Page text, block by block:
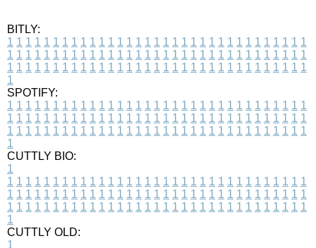
BITLY:
1 1 1 1 1 1 1 1 1 1 1 1 1 1 1 1 1 1 1 1 1 1 1 1 1 1 1 1 1 1 1 1 1
1 1 1 1 1 1 1 1 1 1 1 1 1 1 1 1 1 1 1 1 1 1 1 1 1 1 1 1 1 1 1 1 1
1 1 1 1 1 1 1 1 1 1 1 1 1 1 1 1 1 1 1 1 1 1 1 1 1 1 1 1 1 1 1 1 1
1
SPOTIFY:
1 1 1 1 1 1 1 1 1 1 1 1 1 1 1 1 1 1 1 1 1 1 1 1 1 1 1 1 1 1 1 1 1
1 1 1 1 1 1 1 1 1 1 1 1 1 1 1 1 1 1 1 1 1 1 1 1 1 1 1 1 1 1 1 1 1
1 1 1 1 1 1 1 1 1 1 1 1 1 1 1 1 1 1 1 1 1 1 1 1 1 1 1 1 1 1 1 1 1
1
CUTTLY BIO:
1
1 1 1 1 1 1 1 1 1 1 1 1 1 1 1 1 1 1 1 1 1 1 1 1 1 1 1 1 1 1 1 1 1
1 1 1 1 1 1 1 1 1 1 1 1 1 1 1 1 1 1 1 1 1 1 1 1 1 1 1 1 1 1 1 1 1
1 1 1 1 1 1 1 1 1 1 1 1 1 1 1 1 1 1 1 1 1 1 1 1 1 1 1 1 1 1 1 1 1
1
CUTTLY OLD:
1